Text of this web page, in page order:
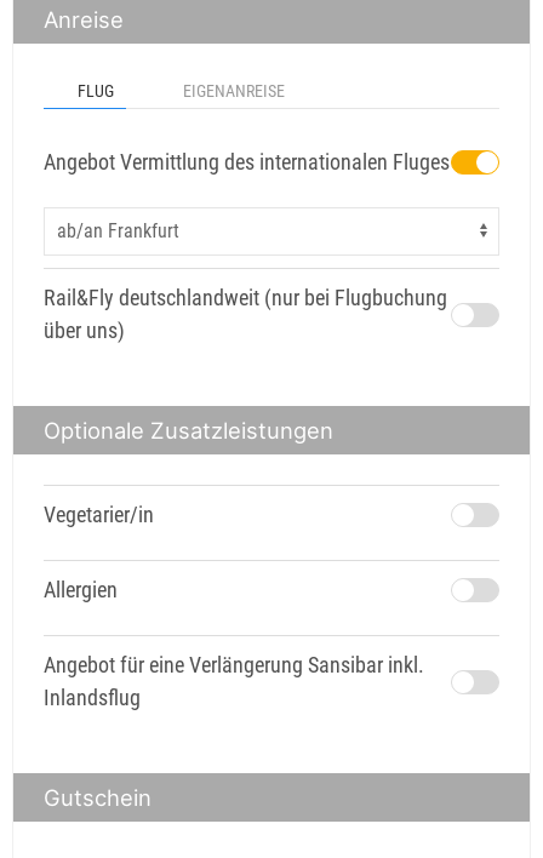
Anreise
FLUG EIGENANREISE
Angebot Vermittlung des internationalen Fluges
Rail&Fly deutschlandweit (nur bei Flugbuchung
über uns)
Optionale Zusatzleistungen
Vegetarier/in
Allergien
Angebot für eine Verlängerung Sansibar inkl.
Inlandsflug
Gutschein